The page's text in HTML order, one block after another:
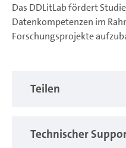
Das DDLitLab fördert
Datenkompetenzen im
Forschungsprojekte
die in der 1.
Weitere Infos:https://
Teilen
Technischer